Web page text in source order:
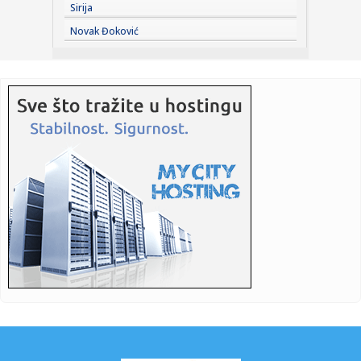
16:52:Trener Minesote o Goberu: "Žalosno je koliko kritika
dobija"
16:44: Saša Tomić SRCE Vranje: Troškovi za građane i parking, a
bez ...
16:43:
16:43:Spoljna politika Srbije
16:43:Menjaju se pravila za poreze u Srbiji! Predlog već u
Skupštini,...
16:42:BEŠIKTAŠ NE DOLAZI DA STATIRA: Čelnik otkrio veliki plan,
pa p...
Sirija
Novak Đoković